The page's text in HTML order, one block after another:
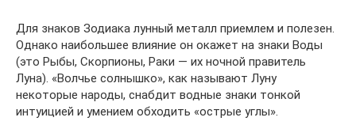
Для знаков Зодиака лунный металл приемлем и полезен.
Однако наибольшее влияние он окажет на знаки Воды
(это Рыбы, Скорпионы, Раки — их ночной правитель
Луна). «Волчье солнышко», как называют Луну
некоторые народы, снабдит водные знаки тонкой
интуицией и умением обходить «острые углы».